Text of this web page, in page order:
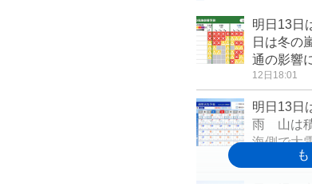
明日13日
日は冬の
通の影響
12日18:01
明日13日
雨 山は
海側で大